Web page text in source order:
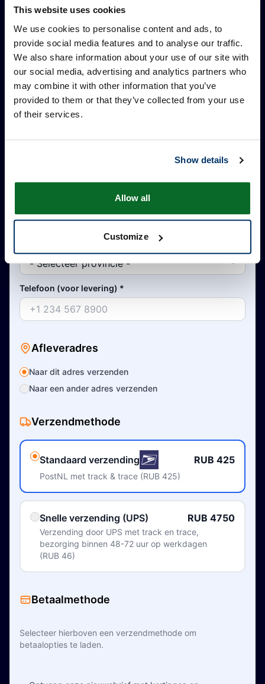
This website uses cookies
We use cookies to personalise content and ads, to
provide social media features and to analyse our traffic.
We also share information about your use of our site with
our social media, advertising and analytics partners who
may combine it with other information that you’ve
provided to them or that they’ve collected from your use
of their services.
Show details
Allow all
Customize
Adresregel 1 *
Adresregel 2 (Optioneel)
Postcode*
Telefoon (voor levering) *
Afleveradres
Naar dit adres verzenden
Naar een ander adres verzenden
Verzendmethode
Standaard verzending RUB 425
PostNL met track & trace (RUB 425)
Snelle verzending (UPS) RUB 4750
Verzending door UPS met track en trace,
bezorging binnen 48-72 uur op werkdagen
(RUB 46)
Betaalmethode
Selecteer hierboven een verzendmethode om
betaalopties te laden.